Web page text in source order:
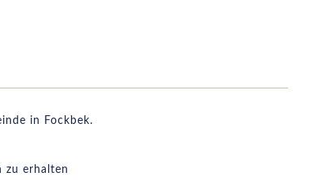
in Fockbek.
zu erhalten